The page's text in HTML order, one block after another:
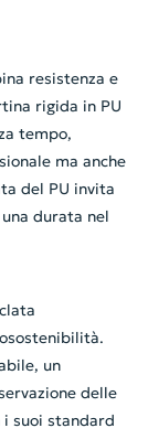
resistenza e
rigida in PU
tempo,
ma anche
del PU invita
durata nel
un
delle
suoi standard